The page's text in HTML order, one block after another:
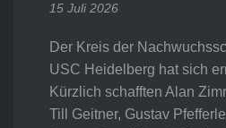
15 Juli 2026
Der Kreis der
USC Heidelberg hat sich
Kürzlich schafften Alan
Till Geitner, Gustav